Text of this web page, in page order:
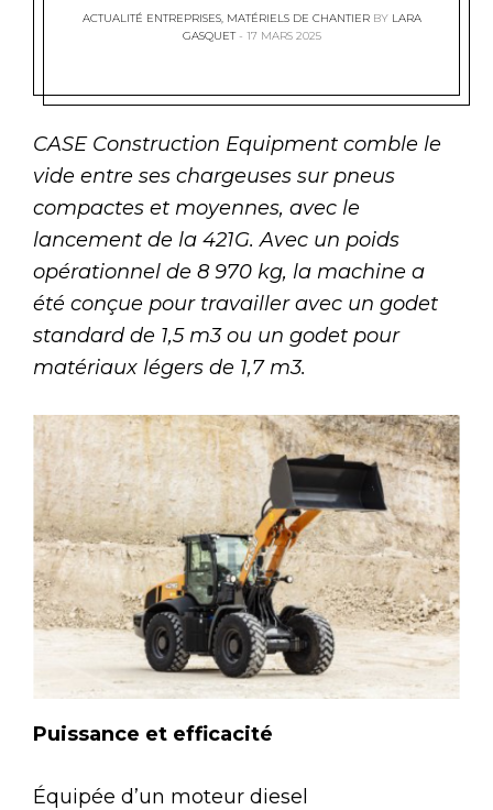
ACTUALITÉ ENTREPRISES, MATÉRIELS DE CHANTIER BY LARA
GASQUET
17 MARS 2025
CASE Construction Equipment comble le
vide entre ses chargeuses sur pneus
compactes et moyennes, avec le
lancement de la 421G. Avec un poids
opérationnel de 8 970 kg, la machine a
été conçue pour travailler avec un godet
standard de 1,5 m3 ou un godet pour
matériaux légers de 1,7 m3.
Puissance et efficacité
Équipée d’un moteur diesel